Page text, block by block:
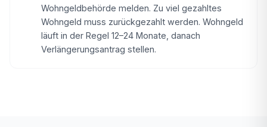
Wohngeldbehörde melden. Zu viel gezahltes
Wohngeld muss zurückgezahlt werden. Wohngeld
läuft in der Regel 12–24 Monate, danach
Verlängerungsantrag stellen.